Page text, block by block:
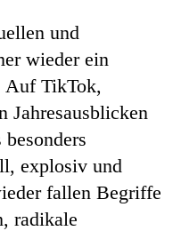
und
wieder ein
Auf TikTok,
Jahresausblicken
explosiv und
fallen Begriffe
radikale